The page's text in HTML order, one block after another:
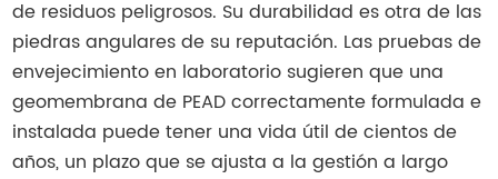
de residuos peligrosos. Su durabilidad es otra de las
piedras angulares de su reputación. Las pruebas de
envejecimiento en laboratorio sugieren que una
geomembrana de PEAD correctamente formulada e
instalada puede tener una vida útil de cientos de
años, un plazo que se ajusta a la gestión a largo